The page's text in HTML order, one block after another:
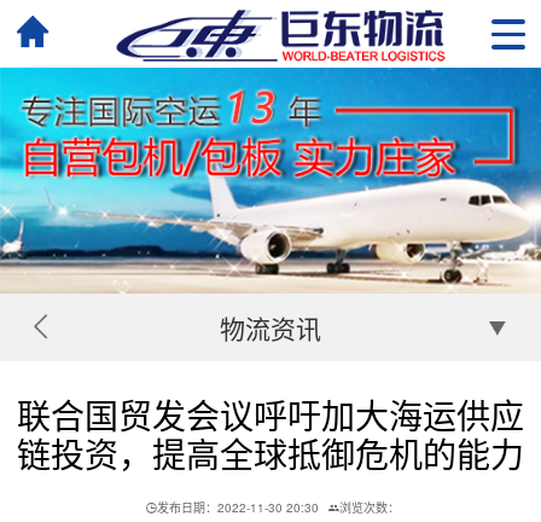
物流资讯
联合国贸发会议呼吁加大海运供应
链投资，提高全球抵御危机的能力
发布日期：2022-11-30 20:30
浏览次数：